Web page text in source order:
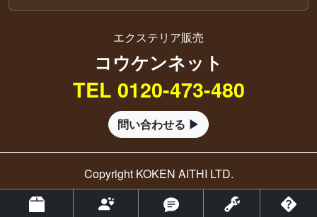
エクステリア販売
コウケンネット
TEL 0120-473-480
問い合わせる ▶
Copyright KOKEN AITHI LTD.